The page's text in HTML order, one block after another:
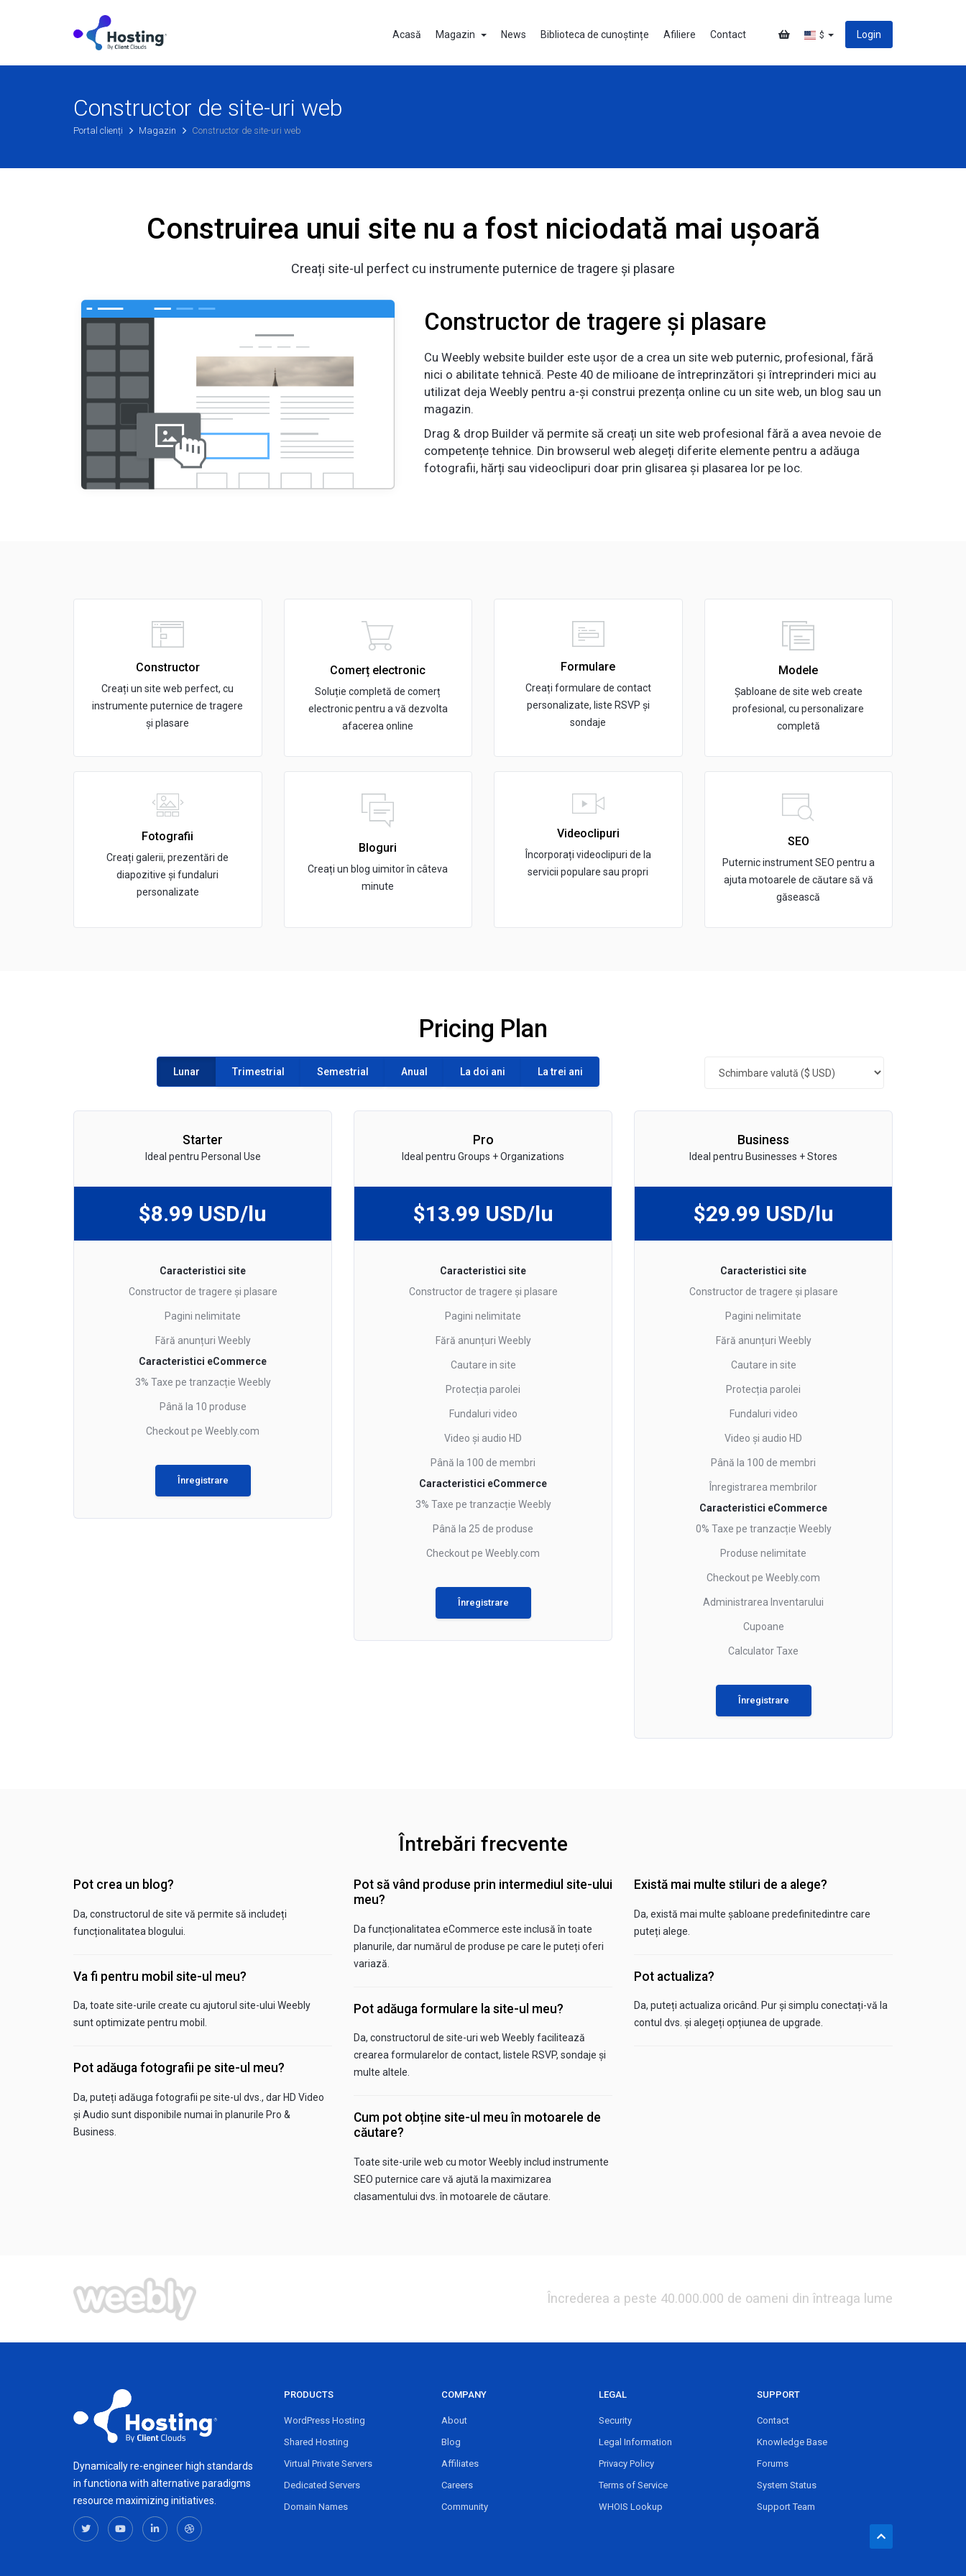
Acasă Magazin News Biblioteca de cunoștințe Afiliere Contact $ Login
Constructor de site-uri web
Portal clienți Magazin Constructor de site-uri web
Construirea unui site nu a fost niciodată mai ușoară
Creați site-ul perfect cu instrumente puternice de tragere și plasare
Constructor de tragere și plasare
Cu Weebly website builder este ușor de a crea un site web puternic, profesional, fără
nici o abilitate tehnică. Peste 40 de milioane de întreprinzători și întreprinderi mici au
utilizat deja Weebly pentru a-și construi prezența online cu un site web, un blog sau un
magazin.
Drag & drop Builder vă permite să creați un site web profesional fără a avea nevoie de
competențe tehnice. Din browserul web alegeți diferite elemente pentru a adăuga
fotografii, hărți sau videoclipuri doar prin glisarea și plasarea lor pe loc.
Constructor
Creați un site web perfect, cu
instrumente puternice de tragere
și plasare
Comerț electronic
Soluție completă de comerț
electronic pentru a vă dezvolta
afacerea online
Formulare
Creați formulare de contact
personalizate, liste RSVP și
sondaje
Modele
Șabloane de site web create
profesional, cu personalizare
completă
Fotografii
Creați galerii, prezentări de
diapozitive și fundaluri
personalizate
Bloguri
Creați un blog uimitor în câteva
minute
Videoclipuri
Încorporați videoclipuri de la
servicii populare sau propri
SEO
Puternic instrument SEO pentru a
ajuta motoarele de căutare să vă
găsească
Pricing Plan
Lunar Trimestrial Semestrial Anual La doi ani La trei ani
Starter
Ideal pentru Personal Use
$8.99 USD/lu
Caracteristici site
Constructor de tragere și plasare
Pagini nelimitate
Fără anunțuri Weebly
Caracteristici eCommerce
3% Taxe pe tranzacție Weebly
Până la 10 produse
Checkout pe Weebly.com
Înregistrare
Pro
Ideal pentru Groups + Organizations
$13.99 USD/lu
Caracteristici site
Constructor de tragere și plasare
Pagini nelimitate
Fără anunțuri Weebly
Cautare in site
Protecția parolei
Fundaluri video
Video și audio HD
Până la 100 de membri
Caracteristici eCommerce
3% Taxe pe tranzacție Weebly
Până la 25 de produse
Checkout pe Weebly.com
Înregistrare
Business
Ideal pentru Businesses + Stores
$29.99 USD/lu
Caracteristici site
Constructor de tragere și plasare
Pagini nelimitate
Fără anunțuri Weebly
Cautare in site
Protecția parolei
Fundaluri video
Video și audio HD
Până la 100 de membri
Înregistrarea membrilor
Caracteristici eCommerce
0% Taxe pe tranzacție Weebly
Produse nelimitate
Checkout pe Weebly.com
Administrarea Inventarului
Cupoane
Calculator Taxe
Înregistrare
Întrebări frecvente
Pot crea un blog?
Da, constructorul de site vă permite să includeți
funcționalitatea blogului.
Va fi pentru mobil site-ul meu?
Da, toate site-urile create cu ajutorul site-ului Weebly
sunt optimizate pentru mobil.
Pot adăuga fotografii pe site-ul meu?
Da, puteți adăuga fotografii pe site-ul dvs., dar HD Video
și Audio sunt disponibile numai în planurile Pro &
Business.
Pot să vând produse prin intermediul site-ului
meu?
Da funcționalitatea eCommerce este inclusă în toate
planurile, dar numărul de produse pe care le puteți oferi
variază.
Pot adăuga formulare la site-ul meu?
Da, constructorul de site-uri web Weebly facilitează
crearea formularelor de contact, listele RSVP, sondaje și
multe altele.
Cum pot obține site-ul meu în motoarele de
căutare?
Toate site-urile web cu motor Weebly includ instrumente
SEO puternice care vă ajută la maximizarea
clasamentului dvs. în motoarele de căutare.
Există mai multe stiluri de a alege?
Da, există mai multe șabloane predefinitedintre care
puteți alege.
Pot actualiza?
Da, puteți actualiza oricând. Pur și simplu conectați-vă la
contul dvs. și alegeți opțiunea de upgrade.
Încrederea a peste 40.000.000 de oameni din întreaga lume
Dynamically re-engineer high standards
in functiona with alternative paradigms
resource maximizing initiatives.
PRODUCTS
WordPress Hosting
Shared Hosting
Virtual Private Servers
Dedicated Servers
Domain Names
COMPANY
About
Blog
Affiliates
Careers
Community
LEGAL
Security
Legal Information
Privacy Policy
Terms of Service
WHOIS Lookup
SUPPORT
Contact
Knowledge Base
Forums
System Status
Support Team